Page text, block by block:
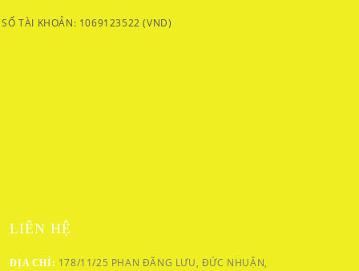
SỐ TÀI KHOẢN: 1069123522 (VND)
LIÊN HỆ
ĐỊA CHỈ: 178/11/25 PHAN ĐĂNG LƯU, ĐỨC NHUẬN,